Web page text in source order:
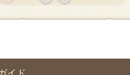
イド